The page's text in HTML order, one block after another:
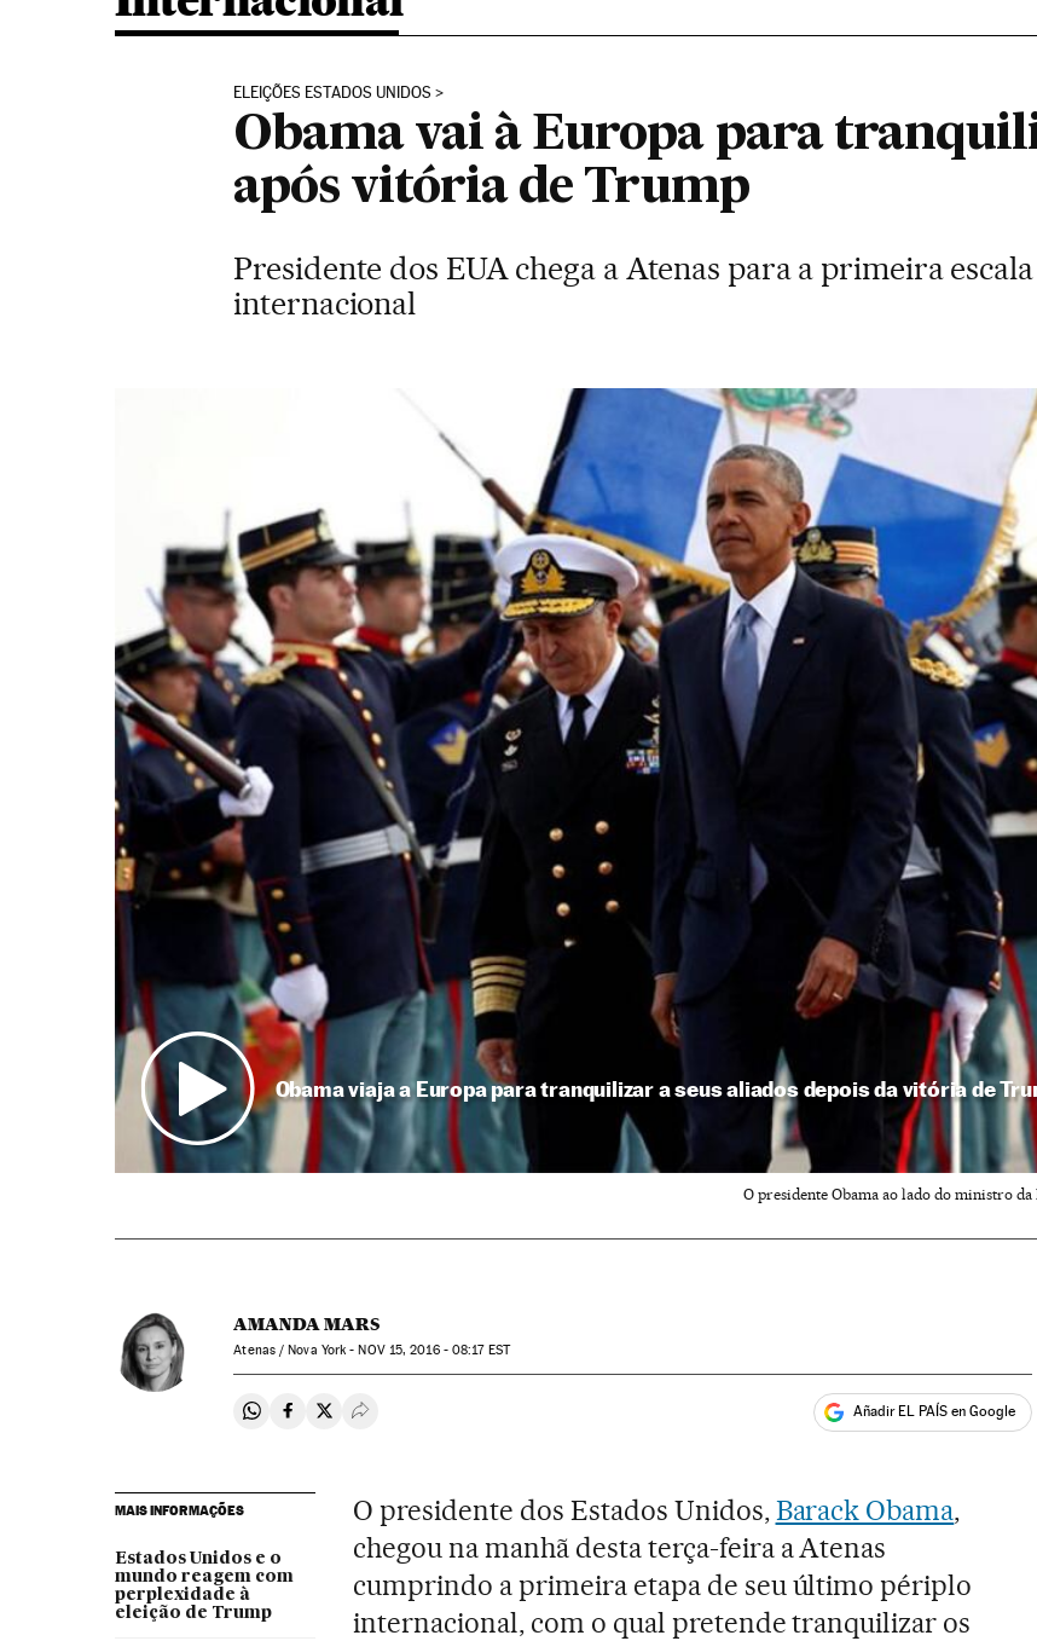
ELEIÇÕES ESTADOS UNIDOS
Obama vai à Europa para
após vitória de Trump
Presidente dos EUA chega a Atenas para a primeira
internacional
Obama viaja a Europa para tranquilizar a seus aliados depois da vitória de
O presidente Obama ao lado do ministro da
AMANDA MARS
Atenas / Nova York -NOV15, 2016 - 08:17EST
Compartir en Whatsapp
Compartir en Facebook
Compartir en Twitter
Desplegar Redes Sociales Añadir EL PAÍS en Google
MAIS INFORMAÇÕES
Estados Unidos e o
mundo reagem com
perplexidade à
eleição de Trump
O presidente dos Estados Unidos,Barack Obama,
chegou na manhã desta terça-feira a Atenas
cumprindo a primeira etapa de seu último périplo
internacional, com o qual pretende tranquilizar os